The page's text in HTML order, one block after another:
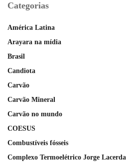
Categorias
América Latina
Arayara na mídia
Brasil
Candiota
Carvão
Carvão Mineral
Carvão no mundo
COESUS
Combustíveis fósseis
Complexo Termoelétrico Jorge Lacerda